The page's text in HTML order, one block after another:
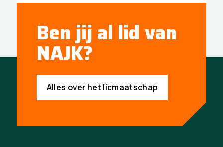
Ben jij al lid van
NAJK?
Alles over het lidmaatschap